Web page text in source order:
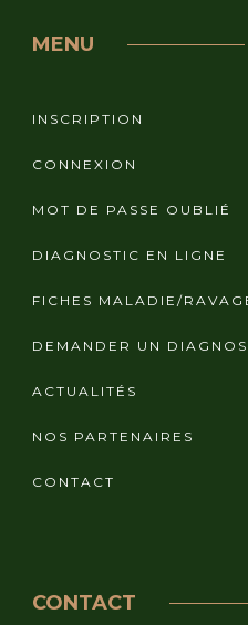
MENU
INSCRIPTION
CONNEXION
MOT DE PASSE OUBLIÉ
DIAGNOSTIC EN LIGNE
FICHES MALADIE/
DEMANDER UN
ACTUALITÉS
NOS PARTENAIRES
CONTACT
CONTACT